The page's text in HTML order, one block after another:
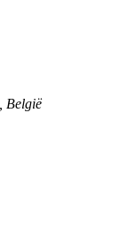
België